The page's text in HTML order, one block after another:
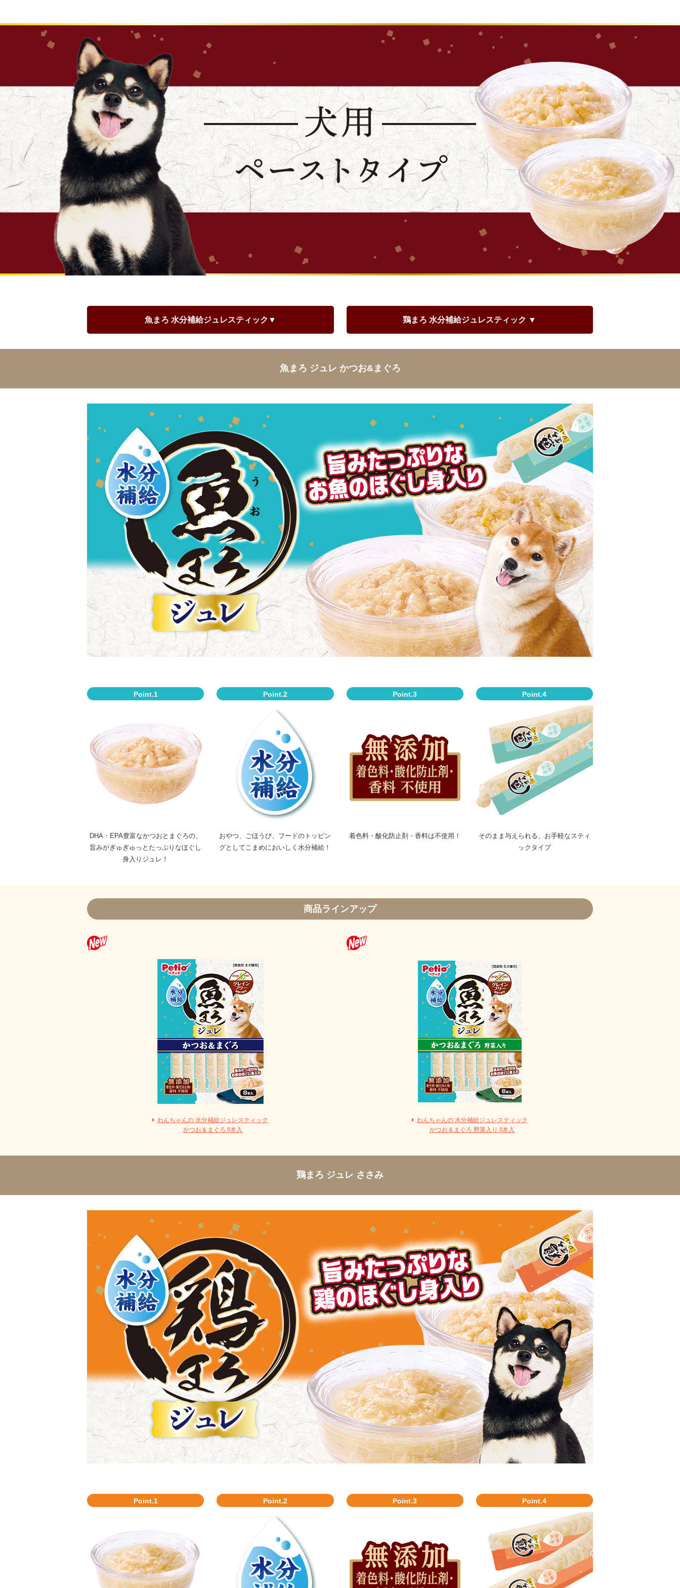
キャット一覧へ-ALL ITEMS
カテゴリー-CATEGORY
フード おやつ お散歩・係留
住まい 手入れ・ケア トイレタリー
食事 お出かけ ファッション
おもちゃ
ブランド -BRAND
-CATEGORY魚まろ 水分補給ジュレスティック▼ 鶏まろ 水分補給ジュレスティック ▼
魚まろ ジュレ かつお&まぐろ
Point.1
DHA・EPA豊富なかつおとまぐろの、
旨みがぎゅぎゅっとたっぷりなほぐし
身入りジュレ！
Point.2
おやつ、ごほうび、フードのトッピン
グとしてこまめにおいしく水分補給！
Point.3
着色料・酸化防止剤・香料は不使用！
Point.4
そのまま与えられる、お手軽なスティ
ックタイプ
商品ラインアップ
わんちゃんの 水分補給ジュレスティック
かつお＆まぐろ 8本入
わんちゃんの 水分補給ジュレスティック
かつお＆まぐろ 野菜入り 8本入
鶏まろ ジュレ ささみ
Point.1 Point.2 Point.3 Point.4